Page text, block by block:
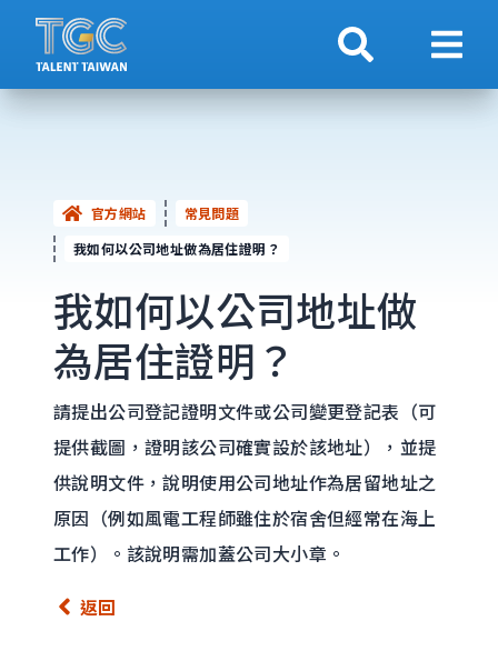
搜索 顯示
官方網站
常見問題
我如何以公司地址做為居住證明？
我如何以公司地址做
為居住證明？
請提出公司登記證明文件或公司變更登記表（可
提供截圖，證明該公司確實設於該地址），並提
供說明文件，說明使用公司地址作為居留地址之
原因（例如風電工程師雖住於宿舍但經常在海上
工作）。該說明需加蓋公司大小章。
返回